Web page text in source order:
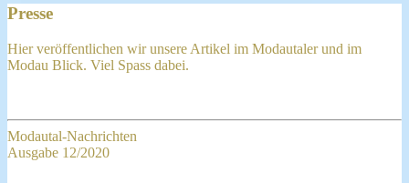
Presse
Hier veröffentlichen wir unsere Artikel im Modautaler und im
Modau Blick. Viel Spass dabei.
Modautal-Nachrichten
Ausgabe 12/2020